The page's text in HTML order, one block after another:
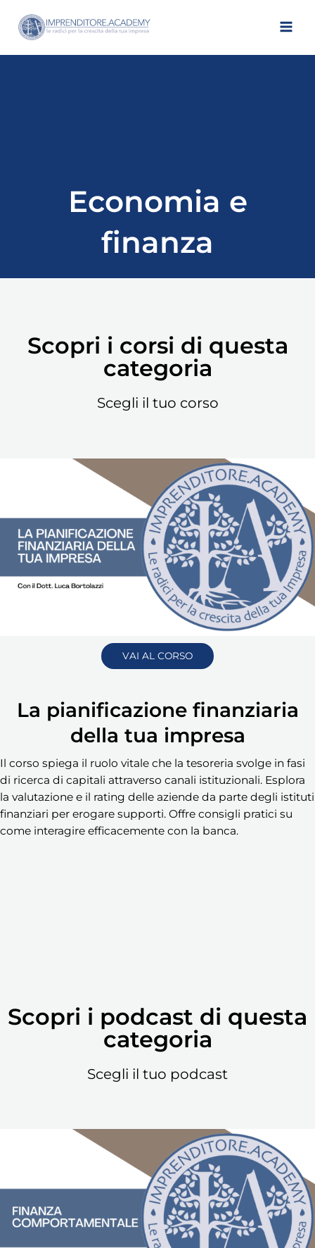
contenuto
Economia e
finanza
Scopri i corsi di questa
categoria
Scegli il tuo corso
VAI AL CORSO
La pianificazione finanziaria
della tua impresa
Il corso spiega il ruolo vitale che la tesoreria svolge in fasi
di ricerca di capitali attraverso canali istituzionali. Esplora
la valutazione e il rating delle aziende da parte degli istituti
finanziari per erogare supporti. Offre consigli pratici su
come interagire efficacemente con la banca.
Scopri i podcast di questa
categoria
Scegli il tuo podcast